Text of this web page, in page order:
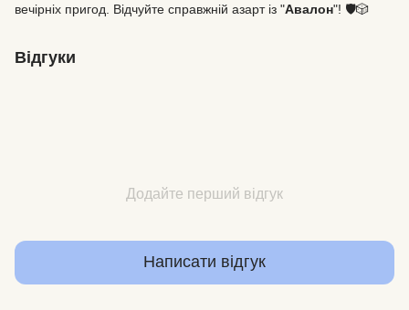
вечірніх пригод. Відчуйте справжній азарт із "Авалон"! 🛡️🎲
Відгуки
Додайте перший відгук
Написати відгук